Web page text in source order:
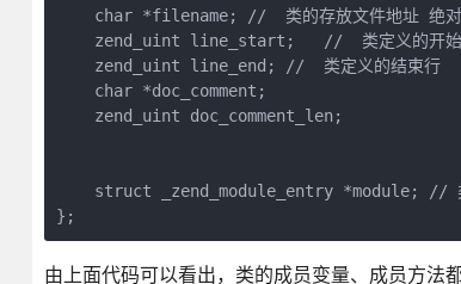
char *filename; //  类的存放文件地址 绝
zend_uint line_start;   //  类定义的开
    zend_uint line_end; //  类定义的结束行
    char *doc_comment;
    zend_uint doc_comment_len;
struct _zend_module_entry *module; //
};
由上面代码可以看出，类的成员变量、成员方法